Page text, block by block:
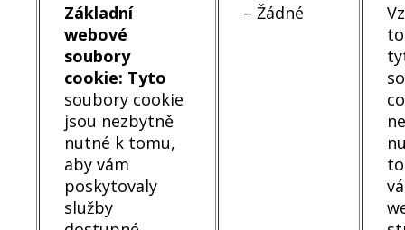
Základní
webové
soubory
cookie: Tyto
soubory cookie
jsou nezbytně
nutné k tomu,
aby vám
poskytovaly
služby
– Žádné